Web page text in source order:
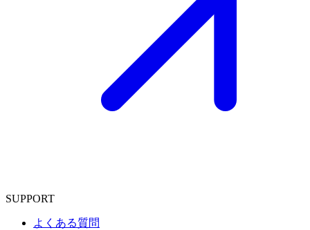
SUPPORT
よくある質問